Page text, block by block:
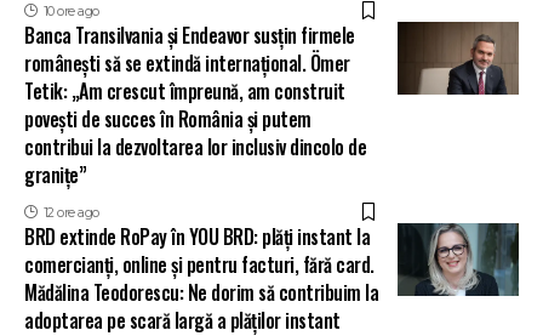
10 ore ago
Banca Transilvania și Endeavor susțin firmele
românești să se extindă internațional. Ömer
Tetik: „Am crescut împreună, am construit
povești de succes în România și putem
contribui la dezvoltarea lor inclusiv dincolo de
granițe”
12 ore ago
BRD extinde RoPay în YOU BRD: plăți instant la
comercianți, online și pentru facturi, fără card.
Mădălina Teodorescu: Ne dorim să contribuim la
adoptarea pe scară largă a plăților instant